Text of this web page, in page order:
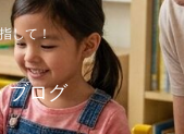
して！
ブログ